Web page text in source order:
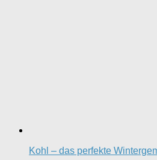
Kohl – das perfekte